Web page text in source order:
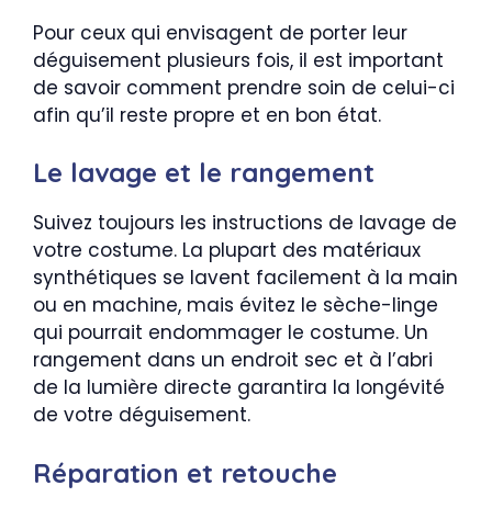
Pour ceux qui envisagent de porter leur
déguisement plusieurs fois, il est important
de savoir comment prendre soin de celui-ci
afin qu’il reste propre et en bon état.
Le lavage et le rangement
Suivez toujours les instructions de lavage de
votre costume. La plupart des matériaux
synthétiques se lavent facilement à la main
ou en machine, mais évitez le sèche-linge
qui pourrait endommager le costume. Un
rangement dans un endroit sec et à l’abri
de la lumière directe garantira la longévité
de votre déguisement.
Réparation et retouche